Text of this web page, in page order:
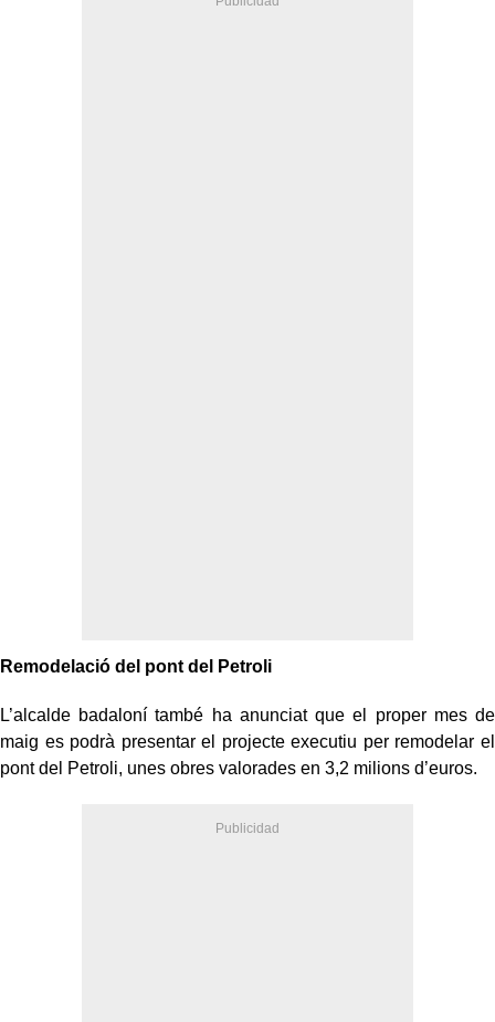
Remodelació del pont del Petroli
L’alcalde badaloní també ha anunciat que el proper mes de
maig es podrà presentar el projecte executiu per remodelar el
pont del Petroli, unes obres valorades en 3,2 milions d’euros.